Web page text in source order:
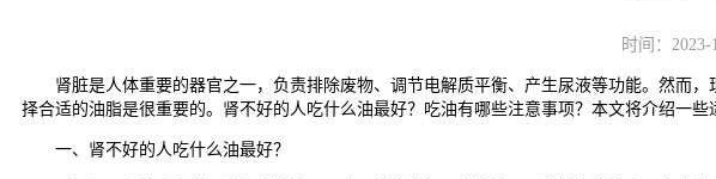
时间：
肾脏是人体重要的器官之一，负责排除废物、调节电解质平衡、产生尿液等功能。然而，
择合适的油脂是很重要的。肾不好的人吃什么油最好？吃油有哪些注意事项？本文将介绍一些
一、肾不好的人吃什么油最好？